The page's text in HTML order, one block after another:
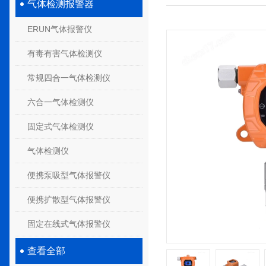
气体检测报警器
ERUN气体报警仪
有毒有害气体检测仪
常规四合一气体检测仪
六合一气体检测仪
固定式气体检测仪
气体检测仪
便携泵吸型气体报警仪
便携扩散型气体报警仪
固定在线式气体报警仪
查看全部